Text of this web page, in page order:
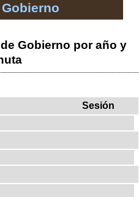
Gobierno por año y
Sesión